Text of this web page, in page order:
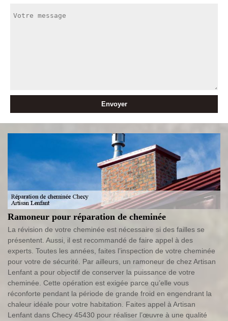
Ramoneur pour réparation de cheminée
La révision de votre cheminée est nécessaire si des failles se
présentent. Aussi, il est recommandé de faire appel à des
experts. Toutes les années, faites l’inspection de votre cheminée
pour votre de sécurité. Par ailleurs, un ramoneur de chez Artisan
Lenfant a pour objectif de conserver la puissance de votre
cheminée. Cette opération est exigée parce qu’elle vous
réconforte pendant la période de grande froid en engendrant la
chaleur idéale pour votre habitation. Faites appel à Artisan
Lenfant dans Checy 45430 pour réaliser l’œuvre à une qualité